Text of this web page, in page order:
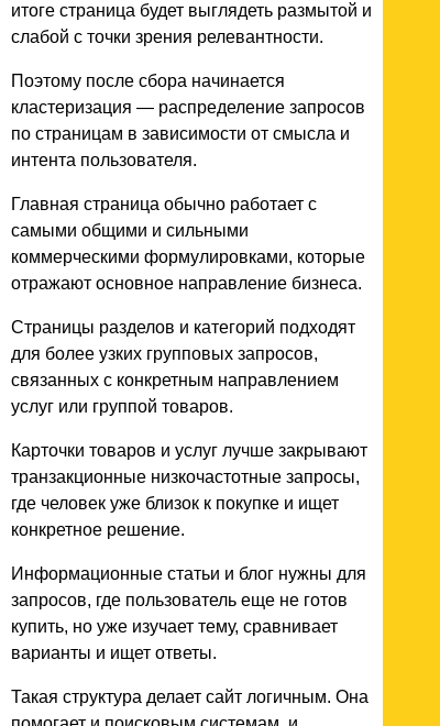
итоге страница будет выглядеть размытой и
слабой с точки зрения релевантности.
Поэтому после сбора начинается
кластеризация — распределение запросов
по страницам в зависимости от смысла и
интента пользователя.
Главная страница обычно работает с
самыми общими и сильными
коммерческими формулировками, которые
отражают основное направление бизнеса.
Страницы разделов и категорий подходят
для более узких групповых запросов,
связанных с конкретным направлением
услуг или группой товаров.
Карточки товаров и услуг лучше закрывают
транзакционные низкочастотные запросы,
где человек уже близок к покупке и ищет
конкретное решение.
Информационные статьи и блог нужны для
запросов, где пользователь еще не готов
купить, но уже изучает тему, сравнивает
варианты и ищет ответы.
Такая структура делает сайт логичным. Она